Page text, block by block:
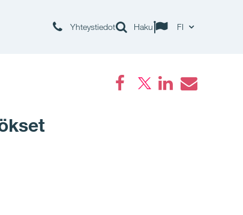
Yhteystiedot Haku FI